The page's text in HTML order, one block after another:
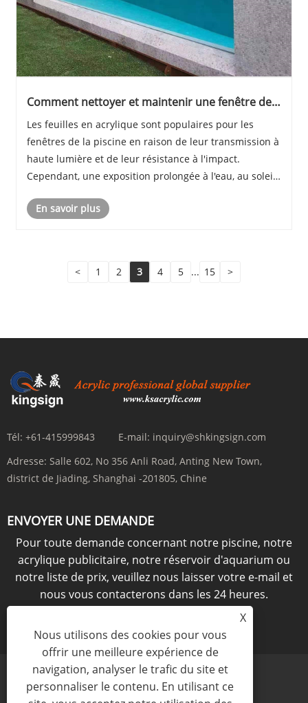
Comment nettoyer et maintenir une fenêtre de
Les feuilles en acrylique sont populaires pour les
fenêtres de la piscine en raison de leur transmission à
haute lumière et de leur résistance à l'impact.
Cependant, une exposition prolongée à l'eau, au soleil
provoquer une accumulation de surface de l'......
En savoir plus
< 1 2 3 4 5 ... 15 >
Tél: +61-415999843 E-mail: inquiry@shkingsign.com
Adresse: Salle 602, No 356 Anli Road, Anting New Town,
district de Jiading, Shanghai -201805, Chine
ENVOYER UNE DEMANDE
Pour toute demande concernant notre piscine, notre
acrylique publicitaire, notre réservoir d'aquarium ou
notre liste de prix, veuillez nous laisser votre e-mail et
nous vous contacterons dans les 24 heures.
X
Nous utilisons des cookies pour vous
offrir une meilleure expérience de
navigation, analyser le trafic du site et
personnaliser le contenu. En utilisant ce